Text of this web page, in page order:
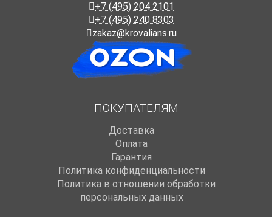
+7 (495) 204 2101
+7 (495) 240 8303
zakaz@krovalians.ru
ПОКУПАТЕЛЯМ
Доставка
Оплата
Гарантия
Политика конфиденциальности
Политика в отношении обработки
персональных данных